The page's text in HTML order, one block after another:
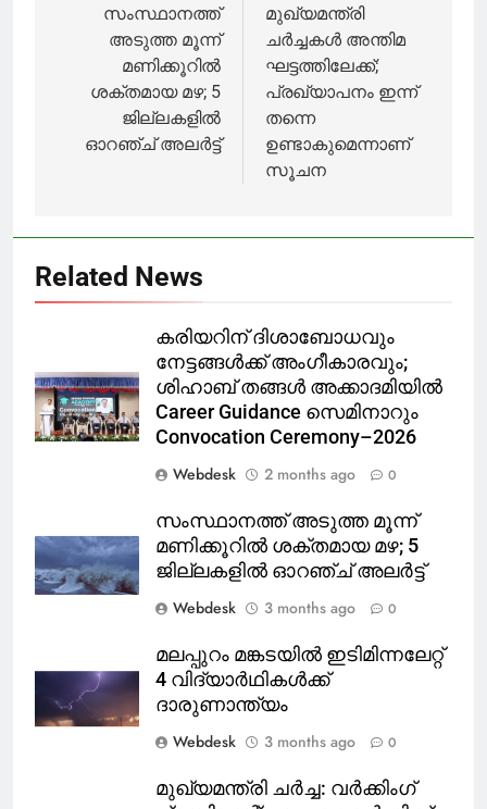
വീടുകൾ
നറുക്കെടുപ്പിലൂടെ
ആദ്യ ബാച്ച്
വീടുകൾ
അർഹരായവർക്ക്
കൈമാറും
navigation
സംസ്ഥാനത്ത്
അടുത്ത മൂന്ന്
മണിക്കൂറിൽ
ശക്തമായ മഴ; 5
ജില്ലകളിൽ
ഓറഞ്ച് അലർട്ട്
മുഖ്യമന്ത്രി
ചര്‍ച്ചകള്‍ അന്തിമ
ഘട്ടത്തിലേക്ക്;
പ്രഖ്യാപനം ഇന്ന്
തന്നെ
ഉണ്ടാകുമെന്നാണ്
സൂചന
Related News
കരിയറിന് ദിശാബോധവും
നേട്ടങ്ങൾക്ക് അംഗീകാരവും;
ശിഹാബ് തങ്ങൾ അക്കാദമിയിൽ
Career Guidance സെമിനാറും
Convocation Ceremony–2026
Webdesk
2 months ago 0
സംസ്ഥാനത്ത് അടുത്ത മൂന്ന്
മണിക്കൂറിൽ ശക്തമായ മഴ; 5
ജില്ലകളിൽ ഓറഞ്ച് അലർട്ട്
Webdesk
3 months ago 0
മലപ്പുറം മങ്കടയിൽ ഇടിമിന്നലേറ്റ്
4 വിദ്യാർഥികൾക്ക്
ദാരുണാന്ത്യം
Webdesk
3 months ago 0
മുഖ്യമന്ത്രി ചർച്ച: വർക്കിംഗ്